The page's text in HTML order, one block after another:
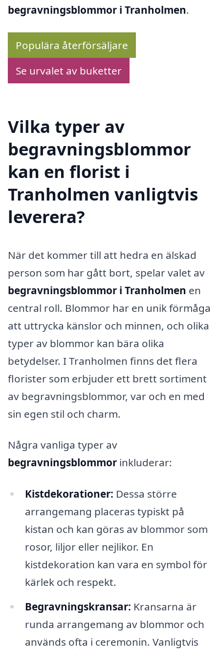
begravningsblommor i Tranholmen.
Populära återförsäljare
Se urvalet av buketter
Vilka typer av
begravningsblommor
kan en florist i
Tranholmen vanligtvis
leverera?
När det kommer till att hedra en älskad
person som har gått bort, spelar valet av
begravningsblommor i Tranholmen en
central roll. Blommor har en unik förmåga
att uttrycka känslor och minnen, och olika
typer av blommor kan bära olika
betydelser. I Tranholmen finns det flera
florister som erbjuder ett brett sortiment
av begravningsblommor, var och en med
sin egen stil och charm.
Några vanliga typer av
begravningsblommor inkluderar:
Kistdekorationer: Dessa större
arrangemang placeras typiskt på
kistan och kan göras av blommor som
rosor, liljor eller nejlikor. En
kistdekoration kan vara en symbol för
kärlek och respekt.
Begravningskransar: Kransarna är
runda arrangemang av blommor och
används ofta i ceremonin. Vanligtvis